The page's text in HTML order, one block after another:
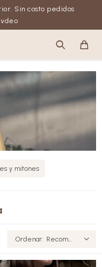
Sin costo pedidos
y mitones
Recomendados